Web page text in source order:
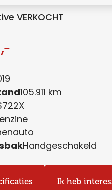
VERKOCHT
105.911 km
Handgeschakeld
Ik heb